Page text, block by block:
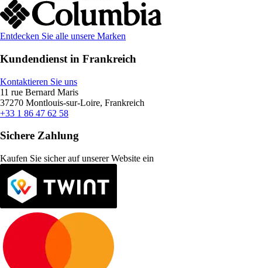
Entdecken Sie alle unsere Marken
Kundendienst in Frankreich
Kontaktieren Sie uns
11 rue Bernard Maris
37270 Montlouis-sur-Loire, Frankreich
+33 1 86 47 62 58
Sichere Zahlung
Kaufen Sie sicher auf unserer Website ein